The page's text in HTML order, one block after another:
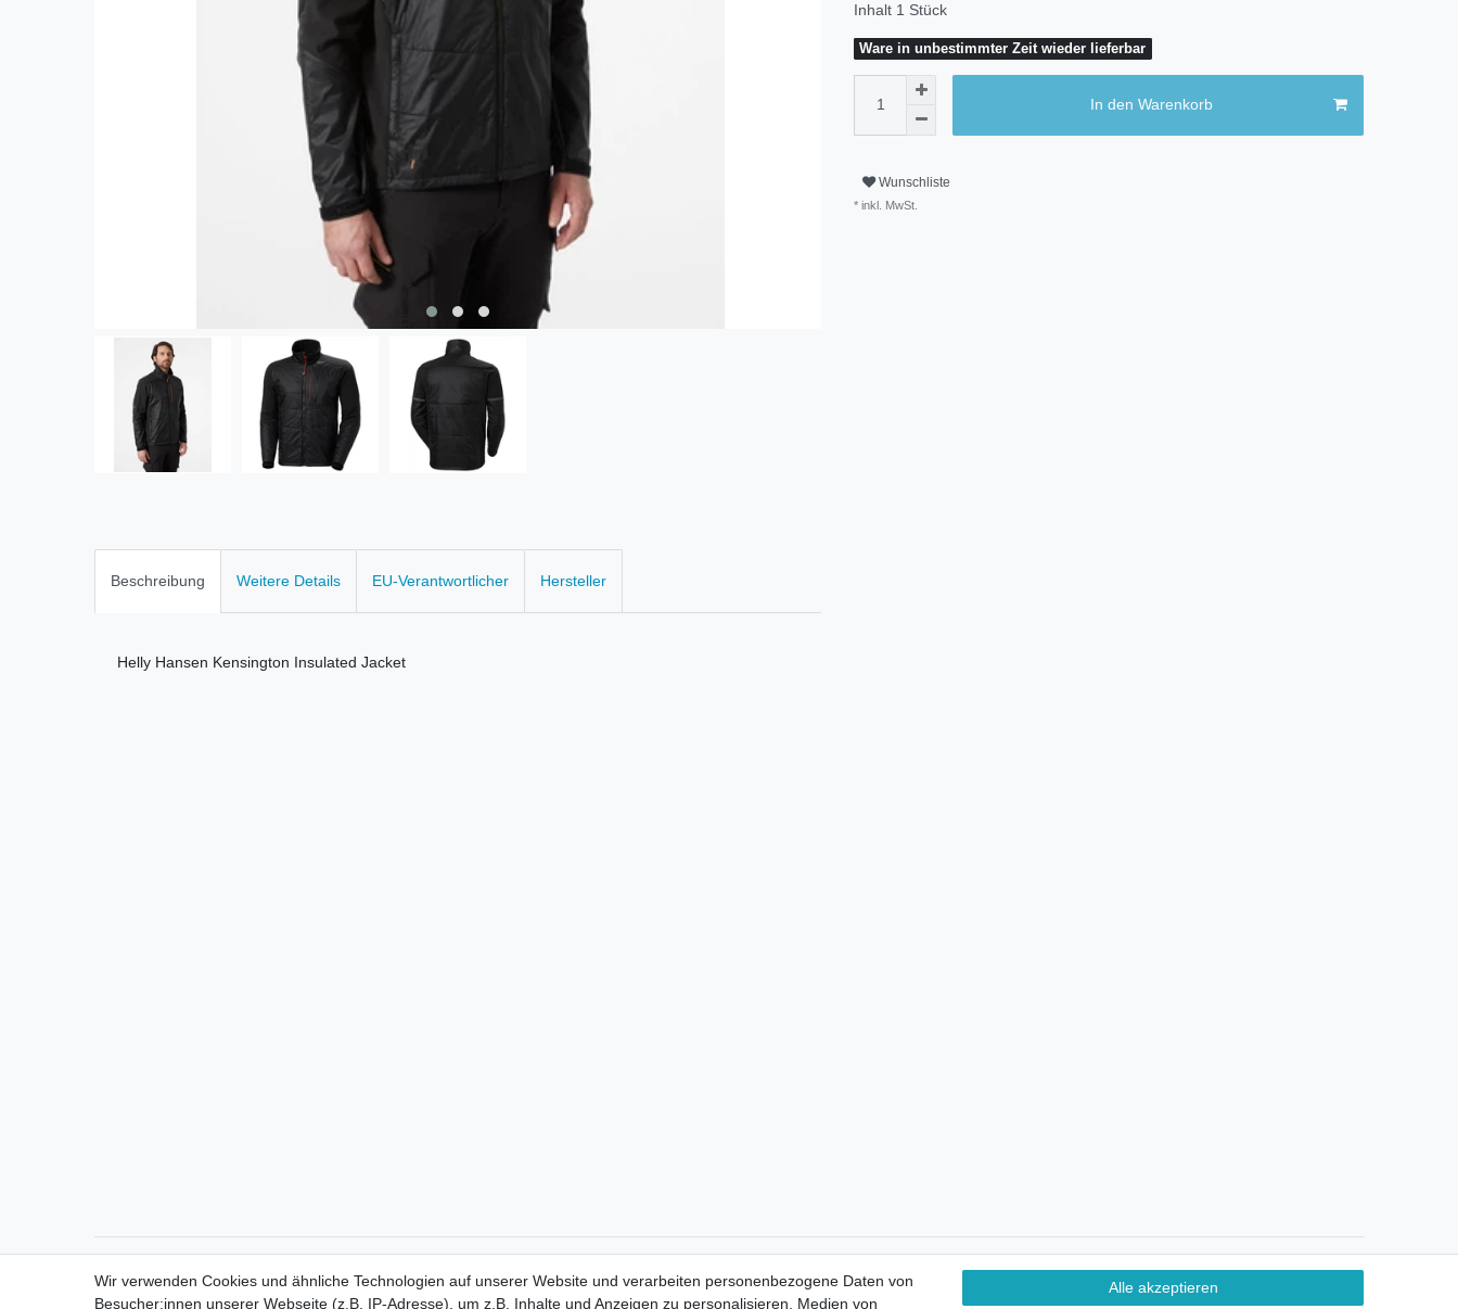
Inhalt 1 Stück
Ware in unbestimmter Zeit wieder lieferbar
In den Warenkorb
Wunschliste
* inkl. MwSt.
Beschreibung Weitere Details EU-Verantwortlicher Hersteller
Helly Hansen Kensington Insulated Jacket
Wir verwenden Cookies und ähnliche Technologien auf unserer Website und verarbeiten personenbezogene Daten von
Besucher:innen unserer Webseite (z.B. IP-Adresse), um z.B. Inhalte und Anzeigen zu personalisieren, Medien von
Alle akzeptieren